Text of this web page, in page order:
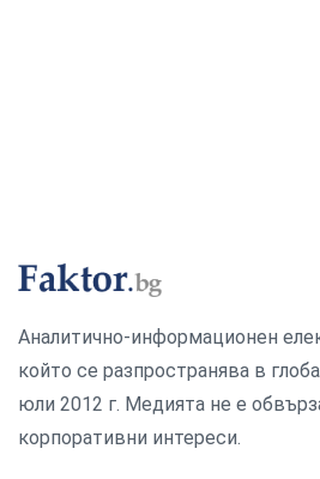
Аналитично-информационен
който се разпространява в
юли 2012 г. Медията не е
корпоративни интереси.